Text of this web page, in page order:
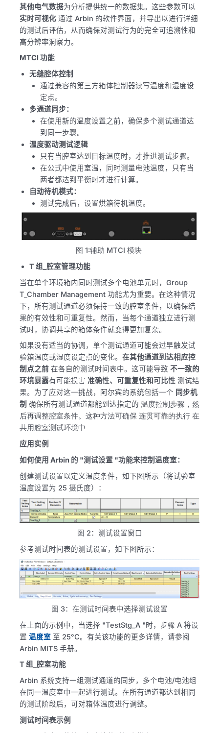
其他电气数据为分析提供统一的数据集。这些参数可以
实时可视化 通过 Arbin 的软件界面，并导出以进行详细
的测试后评估，从而确保对测试行为的完全可追溯性和
高分辨率洞察力。
MTCI 功能
无缝腔体控制
通过兼容的第三方箱体控制器读写温度和湿度设
定点。
多通道同步：
在使用新的温度设置之前，确保多个测试通道达
到同一步骤。
温度驱动测试逻辑
只有当腔室达到目标温度时，才推进测试步骤。
在公式中使用室温，同时测量电池温度，只有当
两者都达到平衡时才进行计算。
自动待机模式：
测试完成后，设置烘箱待机温度。
图 1:辅助 MTCI 模块
T 组_腔室管理功能
当在单个环境箱内同时测试多个电池单元时，Group
T_Chamber Management 功能尤为重要。在这种情况
下，所有测试通道必须保持一致的腔室条件，以确保结
果的有效性和可重复性。然而，当每个通道独立进行测
试时，协调共享的箱体条件就变得更加复杂。
如果没有适当的协调，单个测试通道可能会过早触发试
验箱温度或湿度设定点的变化。 在其他通道到达相应控
制点之前 在各自的测试时间表中。这可能导致 不一致的
环境暴露有可能损害 准确性、可重复性和可比性 测试结
果。为了应对这一挑战，阿尔宾的系统包括一个 同步机
制 确保所有测试通道都能到达指定的 温度控制步骤，然
后再调整腔室条件。这种方法可确保 连贯可靠的执行 在
共用腔室测试环境中
应用实例
如何使用 Arbin 的 "测试设置 "功能来控制温度室：
创建测试设置以定义温度条件，如下图所示（将试验室
温度设置为 25 摄氏度）：
图 2：测试设置窗口
参考测试时间表的测试设置，如下图所示：
图 3：在测试时间表中选择测试设置
在上面的示例中，当选择 "TestStg_A "时，步骤 A 将设
置 温度室 至 25°C。有关该功能的更多详情，请参阅
Arbin MITS 手册。
T 组_腔室功能
Arbin 系统支持一组测试通道的同步，多个电池/电池组
在同一温度室中一起进行测试。在所有通道都达到相同
的测试阶段后，可对箱体温度进行调整。
测试时间表示例